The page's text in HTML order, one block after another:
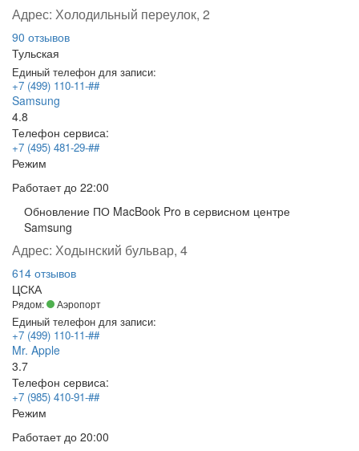
Адрес: Холодильный переулок, 2
90 отзывов
Тульская
Единый телефон для записи:
+7 (499) 110-11-##
Samsung
4.8
Телефон сервиса:
+7 (495) 481-29-##
Режим
Работаетдо 22:00
Обновление ПО MacBook Pro в сервисном центре
Samsung
Адрес: Ходынский бульвар, 4
614 отзывов
ЦСКА
Рядом: Аэропорт
Единый телефон для записи:
+7 (499) 110-11-##
Mr. Apple
3.7
Телефон сервиса:
+7 (985) 410-91-##
Режим
Работаетдо 20:00